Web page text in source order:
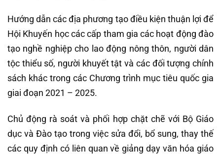
Hướng dẫn các địa phương tạo điều kiện thuận lợi để
Hội Khuyến học các cấp tham gia các hoạt động đào
tạo nghề nghiệp cho lao động nông thôn, người dân
tộc thiểu số, người khuyết tật và các đối tượng chính
sách khác trong các Chương trình mục tiêu quốc gia
giai đoạn 2021 – 2025.
Chủ động rà soát và phối hợp chặt chẽ với Bộ Giáo
dục và Đào tạo trong việc sửa đổi, bổ sung, thay thế
các quy định có liên quan về giảng dạy văn hóa giáo